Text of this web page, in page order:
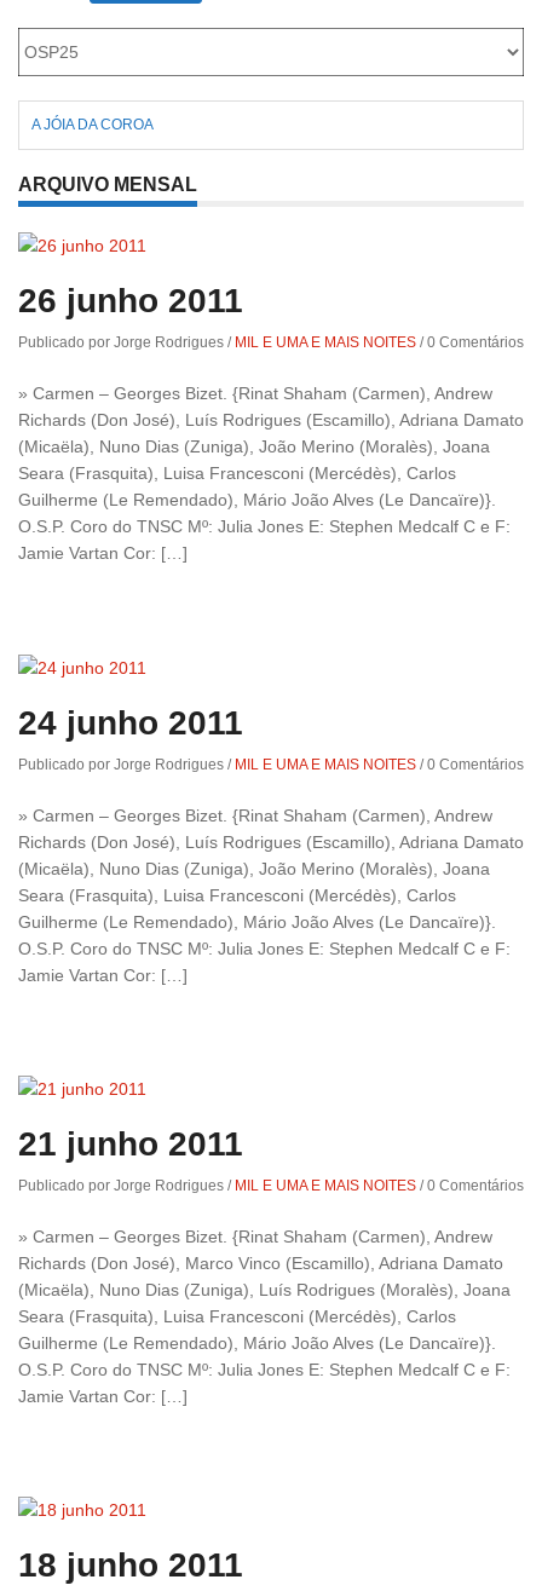
Roriz
A JÓIA DA COROA
ARQUIVO MENSAL
26 junho 2011
Publicado por Jorge Rodrigues / MIL E UMA E MAIS NOITES /0 Comentários
» Carmen – Georges Bizet. {Rinat Shaham (Carmen), Andrew
Richards (Don José), Luís Rodrigues (Escamillo), Adriana Damato
(Micaëla), Nuno Dias (Zuniga), João Merino (Moralès), Joana
Seara (Frasquita), Luisa Francesconi (Mercédès), Carlos
Guilherme (Le Remendado), Mário João Alves (Le Dancaïre)}.
O.S.P. Coro do TNSC Mº: Julia Jones E: Stephen Medcalf C e F:
Jamie Vartan Cor: […]
24 junho 2011
Publicado por Jorge Rodrigues / MIL E UMA E MAIS NOITES /0 Comentários
» Carmen – Georges Bizet. {Rinat Shaham (Carmen), Andrew
Richards (Don José), Luís Rodrigues (Escamillo), Adriana Damato
(Micaëla), Nuno Dias (Zuniga), João Merino (Moralès), Joana
Seara (Frasquita), Luisa Francesconi (Mercédès), Carlos
Guilherme (Le Remendado), Mário João Alves (Le Dancaïre)}.
O.S.P. Coro do TNSC Mº: Julia Jones E: Stephen Medcalf C e F:
Jamie Vartan Cor: […]
21 junho 2011
Publicado por Jorge Rodrigues / MIL E UMA E MAIS NOITES /0 Comentários
» Carmen – Georges Bizet. {Rinat Shaham (Carmen), Andrew
Richards (Don José), Marco Vinco (Escamillo), Adriana Damato
(Micaëla), Nuno Dias (Zuniga), Luís Rodrigues (Moralès), Joana
Seara (Frasquita), Luisa Francesconi (Mercédès), Carlos
Guilherme (Le Remendado), Mário João Alves (Le Dancaïre)}.
O.S.P. Coro do TNSC Mº: Julia Jones E: Stephen Medcalf C e F:
Jamie Vartan Cor: […]
18 junho 2011